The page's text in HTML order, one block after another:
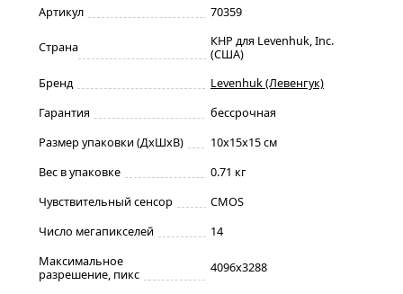
Артикул 70359
Страна
КНР для Levenhuk, Inc.
(США)
Бренд
Levenhuk (Левенгук)
Гарантия
бессрочная
Размер упаковки (ДxШxВ)
10x15x15 см
Вес в упаковке
0.71 кг
Чувствительный сенсор
CMOS
Число мегапикселей
14
Максимальное
разрешение, пикс
4096x3288